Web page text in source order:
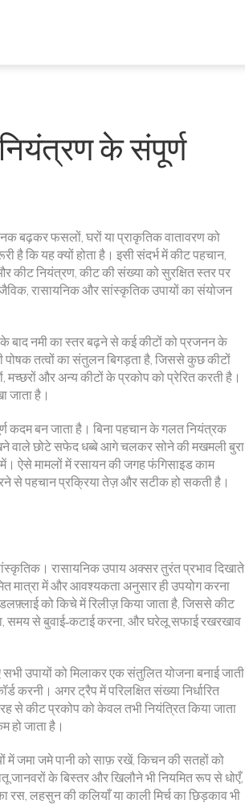
के संपूर्ण
बढ़कर फसलों, घरों या प्राकृतिक वातावरण को
है कि यह क्यों होता है। इसी संदर्भ मेंकीट पहचान,
कीट नियंत्रण, कीट की संख्या को सुरक्षित स्तर पर
रासायनिक और सांस्कृतिक उपायों का संयोजन
के बाद नमी का स्तर बढ़ने से कई कीटों को प्रजनन के
पोषक तत्वों का संतुलन बिगड़ता है, जिससे कुछ कीटों
मच्छरों और अन्य कीटों के प्रकोप को प्रेरित करती है।
जाता है।
कदम बन जाता है। बिना पहचान के गलत नियंत्रक
वाले छोटे सफेद धब्बे आगे चलकर सोने की मखमली बुरा
ऐसे मामलों में रसायन की जगह फंगिसाइड काम
से पहचान प्रक्रिया तेज़ और सटीक हो सकती है।
रासायनिक उपाय अक्सर तुरंत प्रभाव दिखाते
मात्रा में और आवश्यकता अनुसार ही उपयोग करना
को किचे में रिलीज़ किया जाता है, जिससे कीट
समय से बुवाई‑कटाई करना, और घरेलू सफाई रखरखाव
उपायों को मिलाकर एक संतुलित योजना बनाई जाती
करनी। अगर ट्रैप में परिलक्षित संख्या निर्धारित
से कीट प्रकोप को केवल तभी नियंत्रित किया जाता
हो जाता है।
में जमा जमे पानी को साफ़ रखें, किचन की सतहों को
जानवरों के बिस्तर और खिलौने भी नियमित रूप से धोएँ,
लहसुन की कलियाँ या काली मिर्च का छिड़काव भी